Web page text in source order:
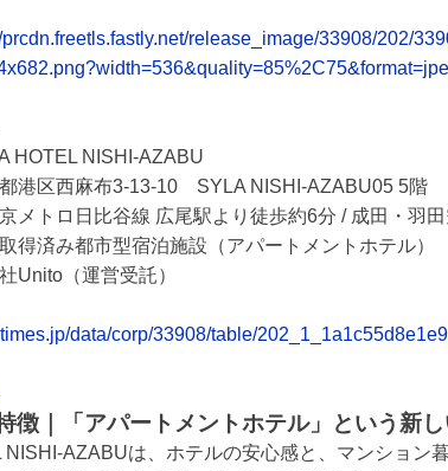
prcdn.freetls.fastly.net/release_image/33908/202/
HOTEL NISHI-AZABU
港区西麻布3-13-10 SYLA NISHI-AZABU05 5階
メトロ日比谷線 広尾駅より徒歩約6分 / 成田・羽
得済み都市型宿泊施設（アパートメントホテル）
Unito（運営受託）
data/corp/33908/table/
徴｜「アパートメントホテル」という新
NISHI-AZABUは、ホテルの安心感と、マンション